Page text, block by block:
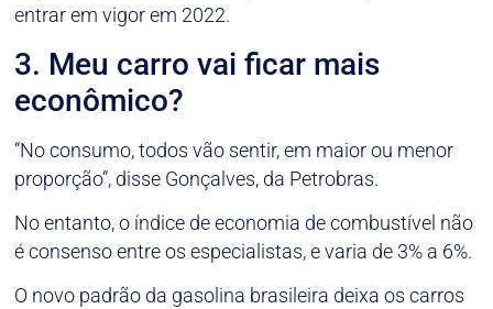
entrar em vigor em 2022.
3. Meu carro vai ficar mais
econômico?
“No consumo, todos vão sentir, em maior ou menor
proporção”, disse Gonçalves, da Petrobras.
No entanto, o índice de economia de combustível não
é consenso entre os especialistas, e varia de 3% a 6%.
O novo padrão da gasolina brasileira deixa os carros